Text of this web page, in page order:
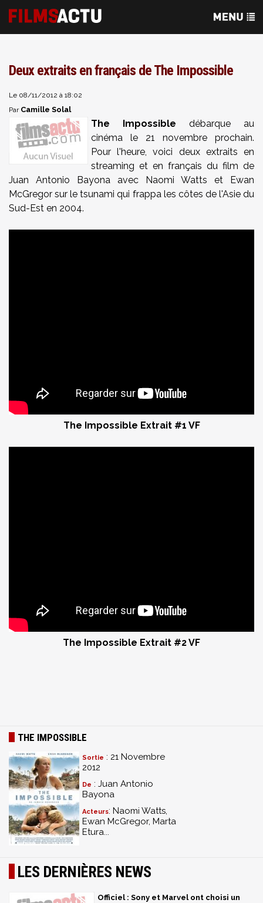
Deux extraits en français de The Impossible
Le 08/11/2012 à 18:02
Par Camille Solal
The Impossible débarque au
cinéma le 21 novembre prochain.
Pour l'heure, voici deux extraits en
streaming et en français du film de
Juan Antonio Bayona avec Naomi Watts et Ewan
McGregor sur le tsunami qui frappa les côtes de l'Asie du
Sud-Est en 2004.
The Impossible Extrait #1 VF
The Impossible Extrait #2 VF
THE IMPOSSIBLE
Sortie : 21 Novembre
2012
De : Juan Antonio
Bayona
Acteurs: Naomi Watts,
Ewan McGregor, Marta
Etura...
LES DERNIÈRES NEWS
Officiel : Sony et Marvel ont choisi un